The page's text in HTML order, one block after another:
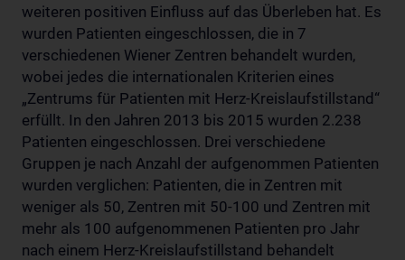
weiteren positiven Einfluss auf das Überleben hat. Es
wurden Patienten eingeschlossen, die in 7
verschiedenen Wiener Zentren behandelt wurden,
wobei jedes die internationalen Kriterien eines
„Zentrums für Patienten mit Herz-Kreislaufstillstand“
erfüllt. In den Jahren 2013 bis 2015 wurden 2.238
Patienten eingeschlossen. Drei verschiedene
Gruppen je nach Anzahl der aufgenommen Patienten
wurden verglichen: Patienten, die in Zentren mit
weniger als 50, Zentren mit 50-100 und Zentren mit
mehr als 100 aufgenommenen Patienten pro Jahr
nach einem Herz-Kreislaufstillstand behandelt